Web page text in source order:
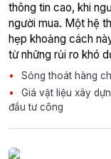
thông tin cao, khi
người mua. Một hệ
hẹp khoảng cách
từ những rủi ro khó
Sóng thoát hàng
Giá vật liệu xây
đầu tư công